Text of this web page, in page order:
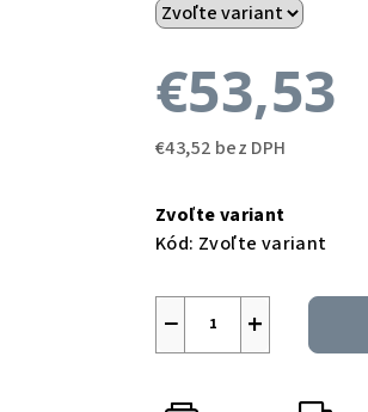
€53,53
€43,52 bez DPH
cena:
Zvoľte variant
Kód: Zvoľte variant
+
−